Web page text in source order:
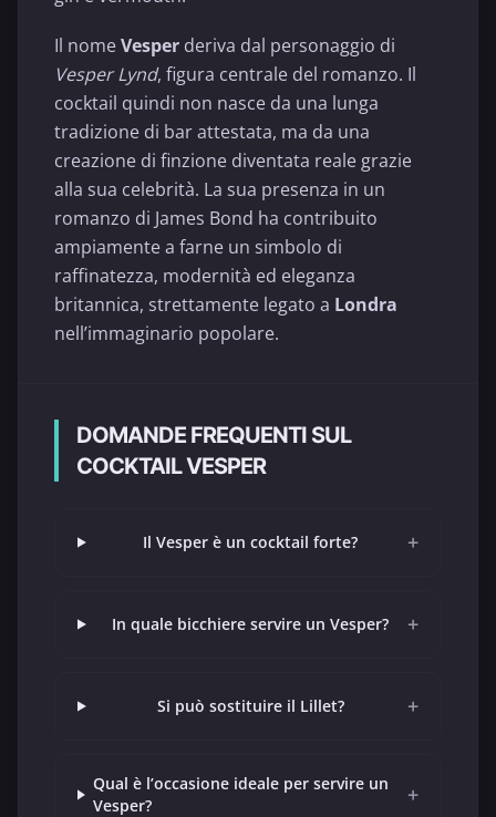
Il nomeVesper deriva dal personaggio di
Vesper Lynd, figura centrale del romanzo. Il
cocktail quindi non nasce da una lunga
tradizione di bar attestata, ma da una
creazione di finzione diventata reale grazie
alla sua celebrità. La sua presenza in un
romanzo di James Bond ha contribuito
ampiamente a farne un simbolo di
raffinatezza, modernità ed eleganza
britannica, strettamente legato a Londra
nell’immaginario popolare.
DOMANDE FREQUENTI SUL
COCKTAIL VESPER
Il Vesper è un cocktail forte? +
In quale bicchiere servire un Vesper? +
Si può sostituire il Lillet? +
Qual è l’occasione ideale per servire un
Vesper?
+